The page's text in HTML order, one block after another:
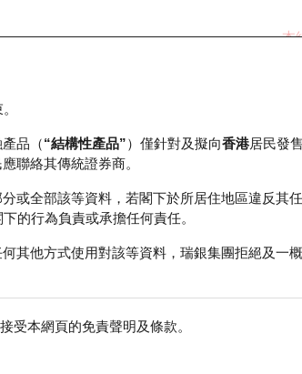
本
品（“結構性產品”）僅針對及擬向香港居民發
聯絡其傳統證券商。
或全部該等資料，若閣下於所居住地區違反其
的行為負責或承擔任何責任。
其他方式使用對該等資料，瑞銀集團拒絕及一
受本網頁的免責聲明及條款。